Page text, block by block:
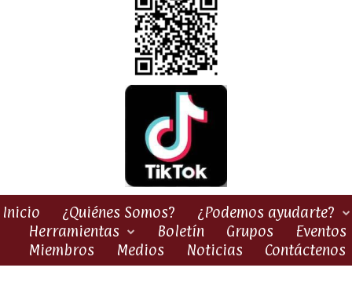
Inicio ¿Quiénes Somos?
¿Podemos ayudarte?
Herramientas
Boletín Grupos
Eventos
Miembros
Medios Noticias Contáctenos